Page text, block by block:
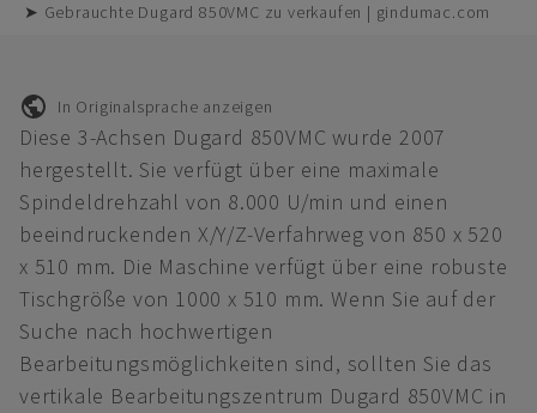
➤ Gebrauchte Dugard 850VMC zu verkaufen | gindumac.com
In Originalsprache anzeigen
Diese 3-Achsen Dugard 850VMC wurde 2007
hergestellt. Sie verfügt über eine maximale
Spindeldrehzahl von 8.000 U/min und einen
beeindruckenden X/Y/Z-Verfahrweg von 850 x 520
x 510 mm. Die Maschine verfügt über eine robuste
Tischgröße von 1000 x 510 mm. Wenn Sie auf der
Suche nach hochwertigen
Bearbeitungsmöglichkeiten sind, sollten Sie das
vertikale Bearbeitungszentrum Dugard 850VMC in